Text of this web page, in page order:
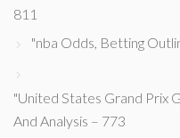
811
"nba Odds, Betting
"United States Grand Prix
And Analysis – 773